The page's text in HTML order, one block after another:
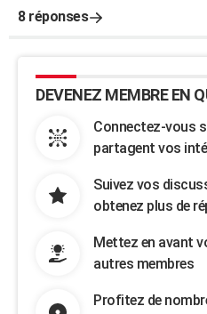
8 réponses
DEVENEZ MEMBRE EN
Connectez-vous
partagent vos
Suivez vos
obtenez plus de
Mettez en avant
autres membres
Profitez de